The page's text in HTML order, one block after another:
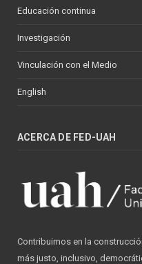
Educación continua
Investigación
Vinculación con el Medio
English
ACERCA DE FED-UAH
Contribuimos en la
más justo, inclusivo,